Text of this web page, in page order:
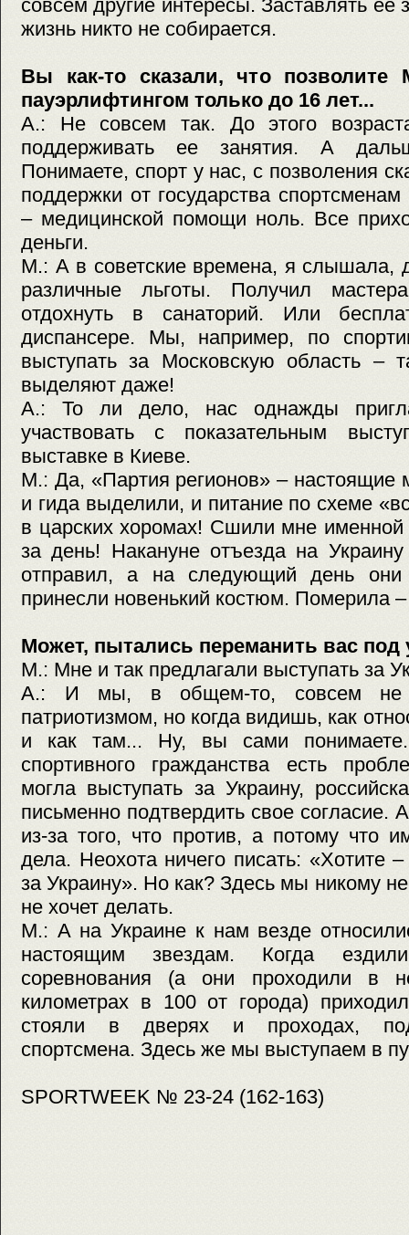
совсем другие интересы. Заставлять
жизнь никто не собирается.
Вы как-то сказали, что позволите
пауэрлифтингом только до 16 лет...
А.: Не совсем так. До этого
поддерживать ее занятия. А
Понимаете, спорт у нас, с позволения
поддержки от государства спортсменам
– медицинской помощи ноль. Все
деньги.
М.: А в советские времена, я слышала,
различные льготы. Получил
отдохнуть в санаторий. Или
диспансере. Мы, например, по
выступать за Московскую область –
выделяют даже!
А.: То ли дело, нас однажды
участвовать с показательным
выставке в Киеве.
М.: Да, «Партия регионов» – настоящие
и гида выделили, и питание по схеме
в царских хоромах! Сшили мне
за день! Накануне отъезда на
отправил, а на следующий день
принесли новенький костюм. Померила
Может, пытались переманить вас под
М.: Мне и так предлагали выступать за
А.: И мы, в общем-то, совсем не
патриотизмом, но когда видишь, как
и как там... Ну, вы сами
спортивного гражданства есть
могла выступать за Украину,
письменно подтвердить свое согласие.
из-за того, что против, а потому что
дела. Неохота ничего писать: «Хотите
за Украину». Но как? Здесь мы никому
не хочет делать.
М.: А на Украине к нам везде
настоящим звездам. Когда
соревнования (а они проходили в
километрах в 100 от города)
стояли в дверях и проходах,
спортсмена. Здесь же мы выступаем в
SPORTWEEK № 23-24 (162-163)